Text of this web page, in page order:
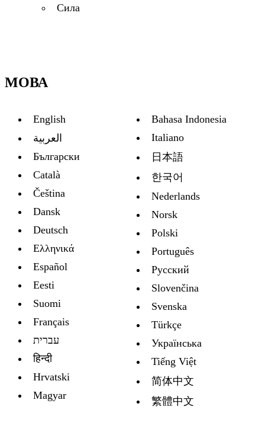
Сила
МОВА
English
العربية
Български
Català
Čeština
Dansk
Deutsch
Ελληνικά
Español
Eesti
Suomi
Français
עברית
हिन्दी
Hrvatski
Magyar
Bahasa Indonesia
Italiano
日本語
한국어
Nederlands
Norsk
Polski
Português
Русский
Slovenčina
Svenska
Türkçe
Украïнська
Tiếng Việt
简体中文
繁體中文